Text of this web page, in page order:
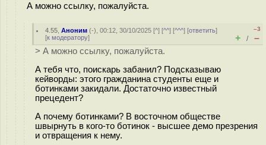
А можно ссылку, пожалуйста.
4.55 ,Аноним (-), 00:12, 30/10/2025 [^] [^^] [^^^] [ответить]
[к модератору]
–3
+ / –
> А можно ссылку, пожалуйста.
А тебя что, поискарь забанил? Подсказываю
кейворды: этого гражданина студенты еще и
ботинками закидали. Достаточно известный
прецедент?
А почему ботинками? В восточном обществе
швырнуть в кого-то ботинок - высшее демо презрения
и отвращения к нему.